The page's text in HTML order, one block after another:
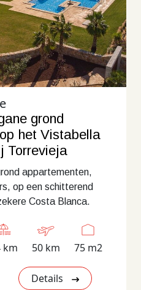
grond
het Vistabella
Torrevieja
appartementen,
op een schitterend
Costa Blanca.
km 50 km 75 m2
Details